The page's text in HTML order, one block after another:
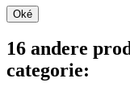
Oké
16 andere
categorie: